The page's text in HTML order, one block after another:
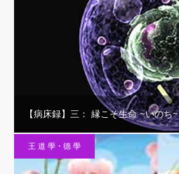
【病床録】三： 縁こそ生命 ~いのち~
王 道 學・德 學